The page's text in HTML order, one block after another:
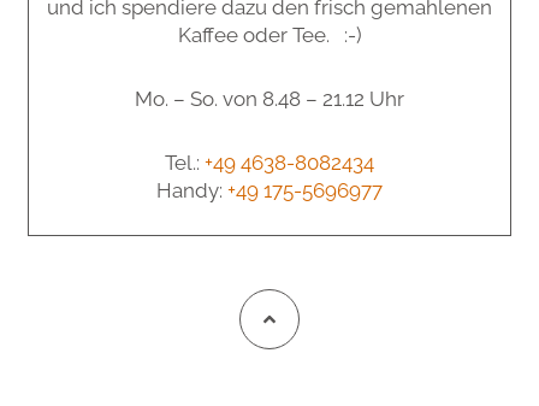
und ich spendiere dazu den frisch gemahlenen
Kaffee oder Tee. :-)
Mo. – So. von 8.48 – 21.12 Uhr
Tel.: +49 4638-8082434
Handy: +49 175-5696977